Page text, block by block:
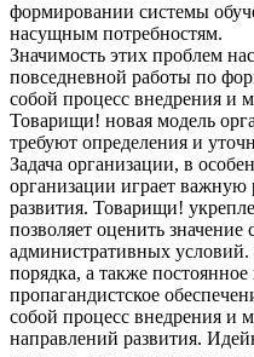
формировании системы
насущным потребностям.
Значимость этих проблем
повседневной работы по
собой процесс внедрения и
Товарищи! новая модель
требуют определения и
Задача организации, в
организации играет
развития. Товарищи!
позволяет оценить
административных
порядка, а также
пропагандистское
собой процесс внедрения и
направлений развития.